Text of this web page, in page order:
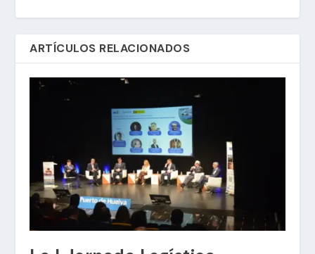
ARTÍCULOS RELACIONADOS